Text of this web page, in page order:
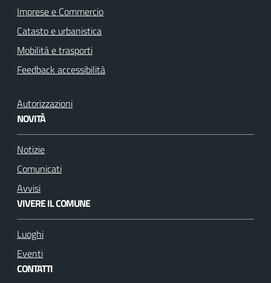
Imprese e Commercio
Catasto e urbanistica
Mobilità e trasporti
Feedback accessibilità
Autorizzazioni
NOVITÀ
Notizie
Comunicati
Avvisi
VIVERE IL COMUNE
Luoghi
Eventi
CONTATTI